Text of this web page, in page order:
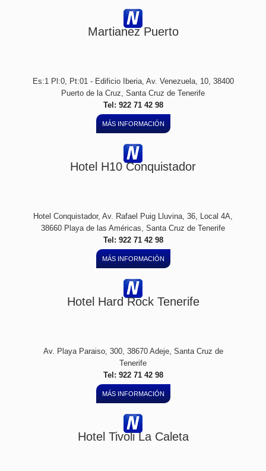
Martianez Puerto
Es:1 Pl:0, Pt:01 - Edificio Iberia, Av. Venezuela, 10, 38400
Puerto de la Cruz, Santa Cruz de Tenerife
Tel: 922 71 42 98
MÁS INFORMACIÓN
Hotel H10 Conquistador
Hotel Conquistador, Av. Rafael Puig Lluvina, 36, Local 4A,
38660 Playa de las Américas, Santa Cruz de Tenerife
Tel: 922 71 42 98
MÁS INFORMACIÓN
Hotel Hard Rock Tenerife
Av. Playa Paraiso, 300, 38670 Adeje, Santa Cruz de
Tenerife
Tel: 922 71 42 98
MÁS INFORMACIÓN
Hotel Tivoli La Caleta